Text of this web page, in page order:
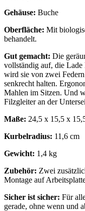
Gehäuse: Buche
Oberfläche: Mit
behandelt.
Gut gemacht: Die
vollständig auf, die
wird sie von zwei
senkrecht halten.
Mahlen im Sitzen. Und
Filzgleiter an der
Maße: 24,5 x 15,5 x
Kurbelradius: 11,6 cm
Gewicht: 1,4 kg
Zubehör: Zwei
Montage auf
Sicher ist sicher: Für
gerade, ohne wenn und